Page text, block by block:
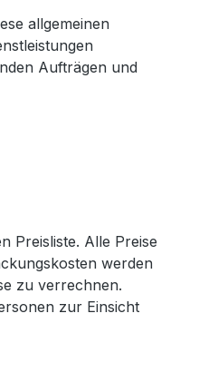
allgemeinen
Aufträgen und
Preisliste. Alle Preise
werden
zu verrechnen.
zur Einsicht